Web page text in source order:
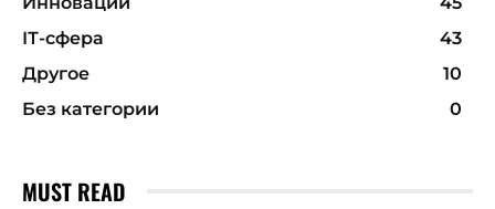
ІТ-сфера
43
Другое
10
Без категории
0
MUST READ